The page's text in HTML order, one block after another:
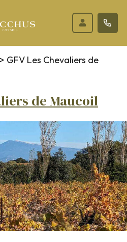
> GFV Les Chevaliers de
de Maucoil